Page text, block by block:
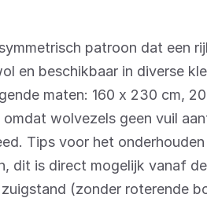
patroon dat een
en beschikbaar in diverse
maten: 160 x 230 cm,
wolvezels geen vuil
Tips voor het
dit is direct mogelijk vanaf
(zonder roterende